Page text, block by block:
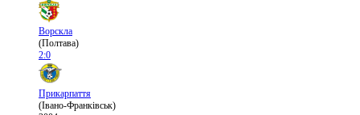
Ворскла
(Полтава)
2:0
Прикарпаття
(Івано-Франківськ)